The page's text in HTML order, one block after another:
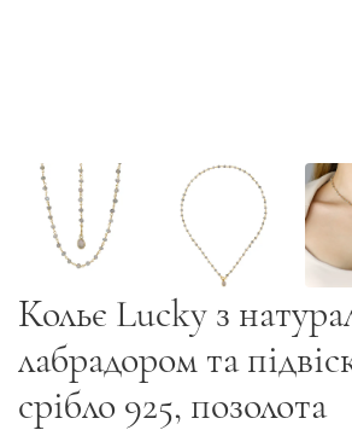
Кольє Lucky з
лабрадором та
срібло 925, позолота